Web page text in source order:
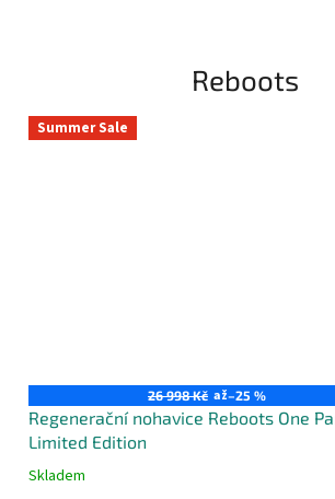
Reboots
Summer Sale
26 998 Kč až–25 %
Regenerační nohavice Reboots One
Limited Edition
Skladem